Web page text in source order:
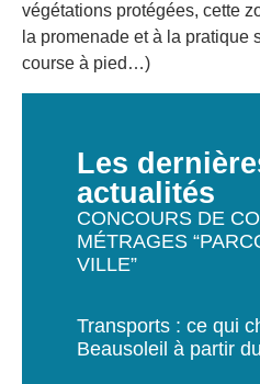
végétations protégées, cette
la promenade et à la pratique
course à pied…)
Les
actualités
CONCOURS DE
MÉTRAGES
VILLE”
Transports : ce qui
Beausoleil à partir